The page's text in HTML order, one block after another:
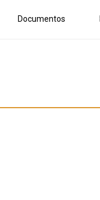
Documentos